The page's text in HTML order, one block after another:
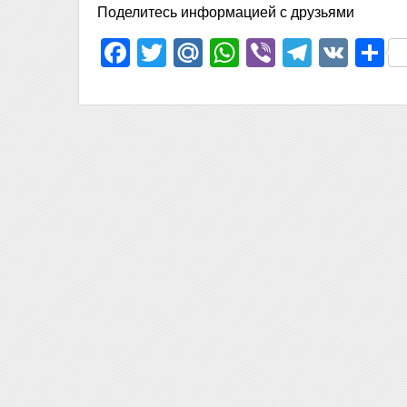
Поделитесь информацией с друзьями
Facebook
TwitterMail.Ru
WhatsApp
Viber VK